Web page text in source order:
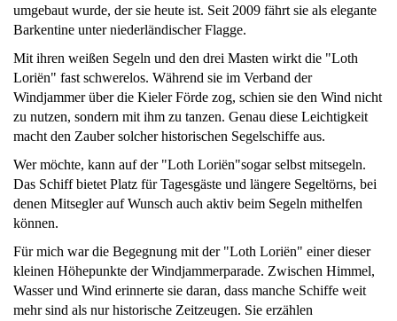
umgebaut wurde, der sie heute ist. Seit 2009 fährt sie als elegante
Barkentine unter niederländischer Flagge.
Mit ihren weißen Segeln und den drei Masten wirkt die "Loth
Loriën" fast schwerelos. Während sie im Verband der
Windjammer über die Kieler Förde zog, schien sie den Wind nicht
zu nutzen, sondern mit ihm zu tanzen. Genau diese Leichtigkeit
macht den Zauber solcher historischen Segelschiffe aus.
Wer möchte, kann auf der "Loth Loriën"sogar selbst mitsegeln.
Das Schiff bietet Platz für Tagesgäste und längere Segeltörns, bei
denen Mitsegler auf Wunsch auch aktiv beim Segeln mithelfen
können.
Für mich war die Begegnung mit der "Loth Loriën" einer dieser
kleinen Höhepunkte der Windjammerparade. Zwischen Himmel,
Wasser und Wind erinnerte sie daran, dass manche Schiffe weit
mehr sind als nur historische Zeitzeugen. Sie erzählen